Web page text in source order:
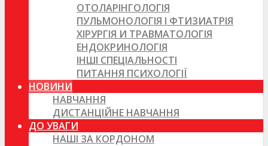
ОТОЛАРІНГОЛОГІЯ
ПУЛЬМОНОЛОГІЯ І ФТИЗИАТРІЯ
ХІРУРГІЯ И ТРАВМАТОЛОГІЯ
ЕНДОКРИНОЛОГІЯ
ІНШІ СПЕЦІАЛЬНОСТІ
ПИТАННЯ ПСИХОЛОГІЇ
НОВИНИ
НАВЧАННЯ
ДИСТАНЦІЙНЕ НАВЧАННЯ
ДО УВАГИ
НАШІ ЗА КОРДОНОМ